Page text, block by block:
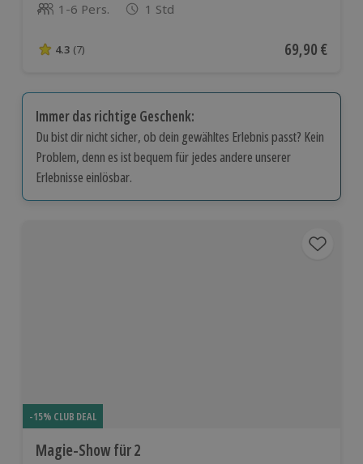
Anzahl der Teilnehmer
1-6 Pers. 1 Std
4.3 von 5 Sternen basierend auf 7 Bewertungen
4.3 (7) Aktueller
69,90 €
Immer das richtige Geschenk:
Du bist dir nicht sicher, ob dein gewähltes Erlebnis passt? Kein
Problem, denn es ist bequem für jedes andere unserer
Erlebnisse einlösbar.
-15% CLUB DEAL
Magie-Show für 2